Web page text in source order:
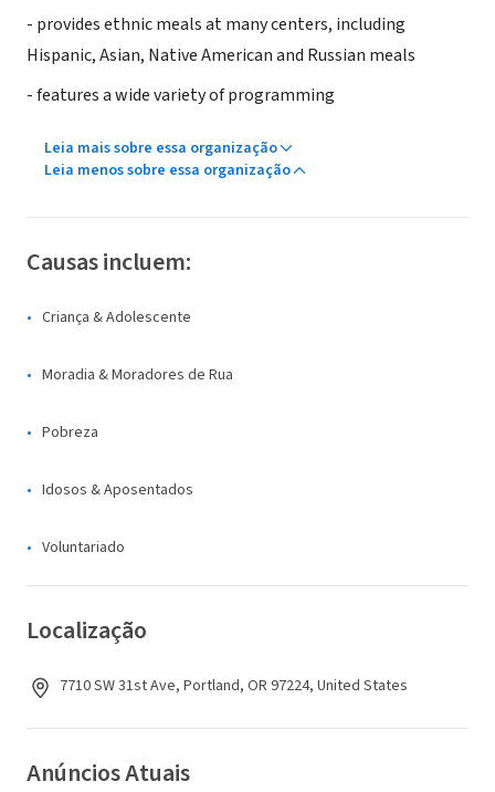
- provides ethnic meals at many centers, including
Hispanic, Asian, Native American and Russian meals
- features a wide variety of programming
Leia mais sobre essa organização
Leia menos sobre essa organização
Causas incluem:
Criança & Adolescente
Moradia & Moradores de Rua
Pobreza
Idosos & Aposentados
Voluntariado
Localização
7710 SW 31st Ave, Portland, OR 97224, United States
Anúncios Atuais